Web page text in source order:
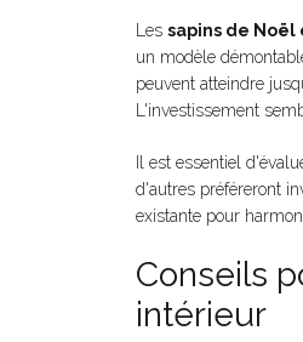
Les sapins de Noël
un modèle
peuvent atteindre
L'investissement
Il est essentiel
d'autres préféreront
existante pour
Conseils
intérieur